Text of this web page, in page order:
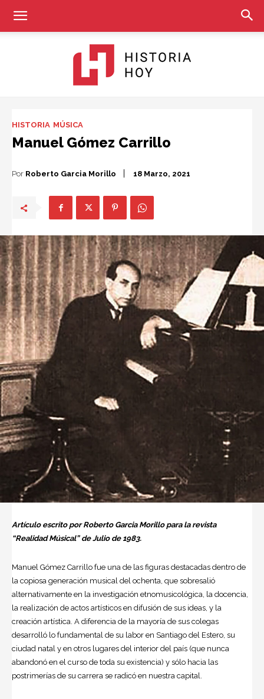
HISTORIA MÚSICA
Manuel Gómez Carrillo
Por Roberto Garcia Morillo 18 Marzo, 2021
Artículo escrito por Roberto Garcia Morillo para la revista
“Realidad Músical” de Julio de 1983.
Manuel Gómez Carrillo fue una de las figuras destacadas dentro de
la copiosa generación musical del ochenta, que sobresalió
alternativamente en la investigación etnomusicológica, la docencia,
la realización de actos artísticos en difusión de sus ideas, y la
creación artística. A diferencia de la mayoría de sus colegas
desarrolló lo fundamental de su labor en Santiago del Estero, su
ciudad natal y en otros lugares del interior del país (que nunca
abandonó en el curso de toda su existencia) y sólo hacia las
postrimerías de su carrera se radicó en nuestra capital.